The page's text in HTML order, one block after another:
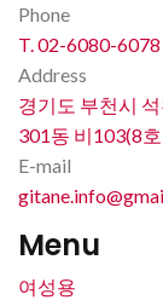
Phone
T. 02-6080-6078
Address
경기도 부천시
301동 비103(8
E-mail
Menu
여성용